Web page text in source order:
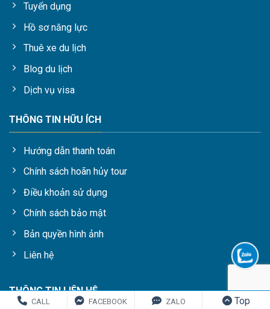
Tuyển dụng
Hồ sơ năng lực
Thuê xe du lịch
Blog du lịch
Dịch vụ visa
THÔNG TIN HỮU ÍCH
Hướng dẫn thanh toán
Chính sách hoãn hủy tour
Điều khoản sử dụng
Chính sách bảo mật
Bản quyền hình ảnh
Liên hệ
THÔNG TIN LIÊN HỆ
CALL FACEBOOK ZALO Top